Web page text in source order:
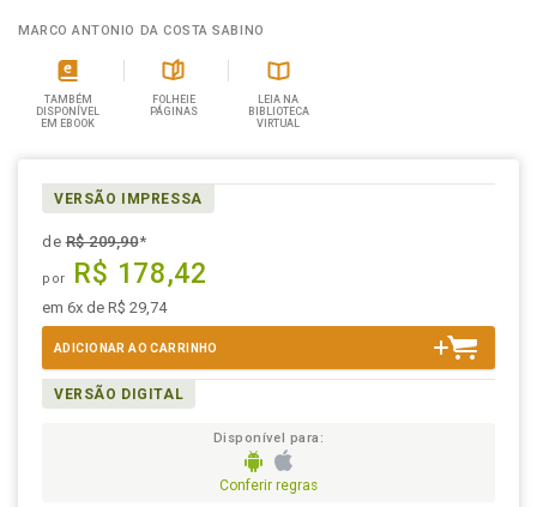
MARCO ANTONIO DA COSTA SABINO
TAMBÉM
DISPONÍVEL
EM EBOOK
FOLHEIE
PÁGINAS
LEIA NA
BIBLIOTECA
VIRTUAL
VERSÃO IMPRESSA
deR$ 209,90*
por R$ 178,42
em 6x de R$ 29,74
ADICIONAR AO CARRINHO
VERSÃO DIGITAL
Disponível para:
Conferir regras